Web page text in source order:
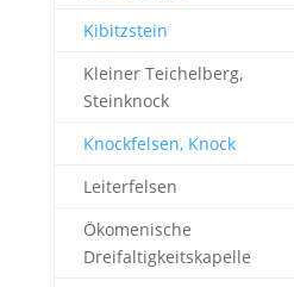
Kibitzstein
Kleiner Teichelberg,
Steinknock
Knockfelsen, Knock
Leiterfelsen
Ökomenische
Dreifaltigkeitskapelle